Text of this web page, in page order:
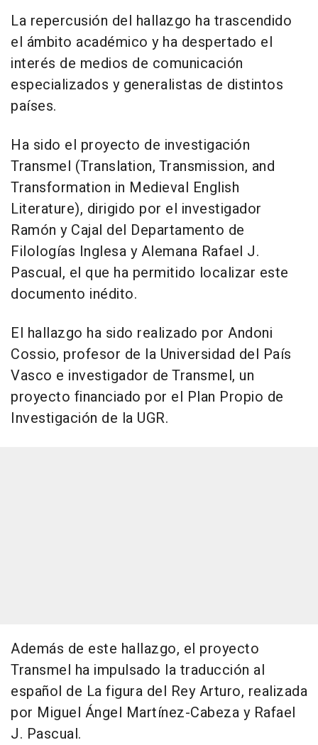
La repercusión del hallazgo ha trascendido
el ámbito académico y ha despertado el
interés de medios de comunicación
especializados y generalistas de distintos
países.
Ha sido el proyecto de investigación
Transmel (Translation, Transmission, and
Transformation in Medieval English
Literature), dirigido por el investigador
Ramón y Cajal del Departamento de
Filologías Inglesa y Alemana Rafael J.
Pascual, el que ha permitido localizar este
documento inédito.
El hallazgo ha sido realizado por Andoni
Cossio, profesor de la Universidad del País
Vasco e investigador de Transmel, un
proyecto financiado por el Plan Propio de
Investigación de la UGR.
Además de este hallazgo, el proyecto
Transmel ha impulsado la traducción al
español de La figura del Rey Arturo, realizada
por Miguel Ángel Martínez-Cabeza y Rafael
J. Pascual.